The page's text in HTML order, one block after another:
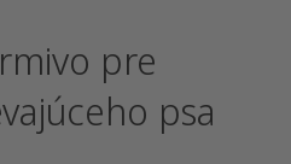
pre
psa